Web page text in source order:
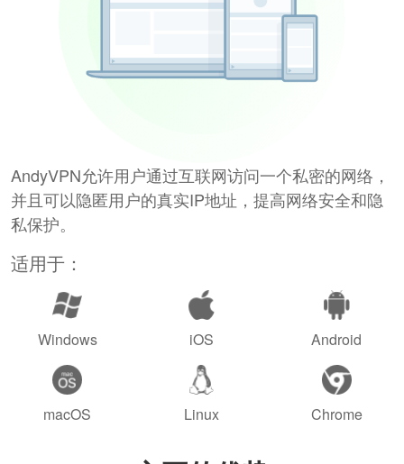
AndyVPN允许用户通过互联网访问一个私密的网络，
并且可以隐匿用户的真实IP地址，提高网络安全和隐
私保护。
适用于：
Windows iOS Android
macOS Linux Chrome